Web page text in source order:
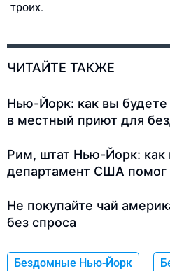
троих.
ЧИТАЙТЕ ТАКЖЕ
Нью-Йорк: как вы
в местный приют для
Рим, штат Нью-Йорк: как
департамент США
Не покупайте чай
без спроса
Бездомные Нью-Йорк